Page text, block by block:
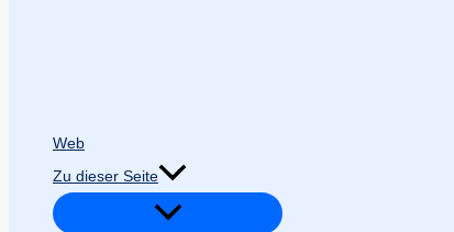
Web
Zu dieser Seite